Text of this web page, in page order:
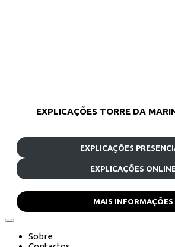
EXPLICAÇÕES TORRE DA
EXPLICAÇÕES
EXPLICAÇÕES
MAIS INFORMAÇÕES
Sobre